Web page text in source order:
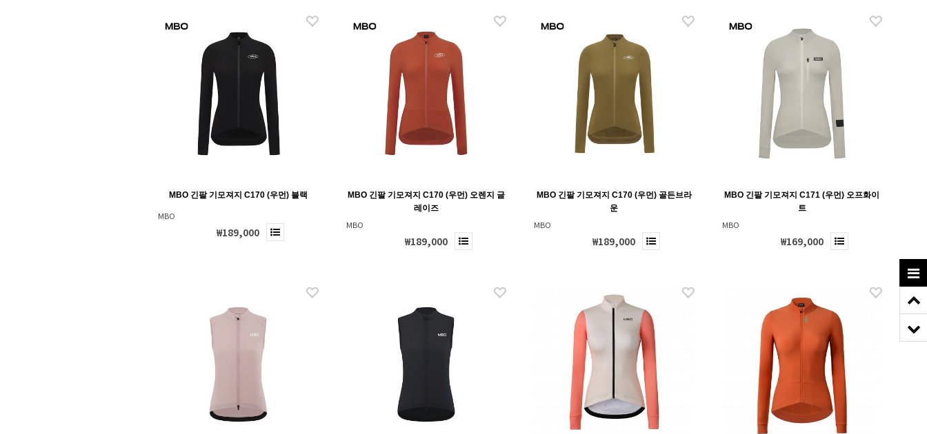
MBO 긴팔 기모져지 C170 (우먼) 블랙
MBO
₩189,000
MBO 긴팔 기모져지 C170 (우먼) 오렌지 글
레이즈
MBO
₩189,000
MBO 긴팔 기모져지 C170 (우먼) 골든브라
운
MBO
₩189,000
MBO 긴팔 기모져지 C171 (우먼) 오프화이
트
MBO
₩169,000